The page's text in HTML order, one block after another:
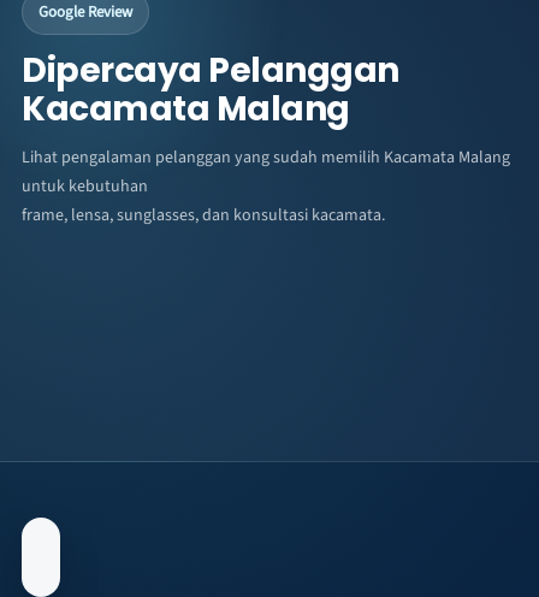
Google Review
Dipercaya Pelanggan
Kacamata Malang
Lihat pengalaman pelanggan yang sudah memilih Kacamata Malang
untuk kebutuhan
frame, lensa, sunglasses, dan konsultasi kacamata.